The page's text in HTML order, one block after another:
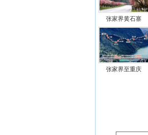
张家界黄石寨
张家界至重庆